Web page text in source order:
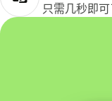
只需几秒即